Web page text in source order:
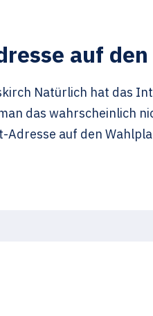
auf
Natürlich hat das
das wahrscheinlich
auf den